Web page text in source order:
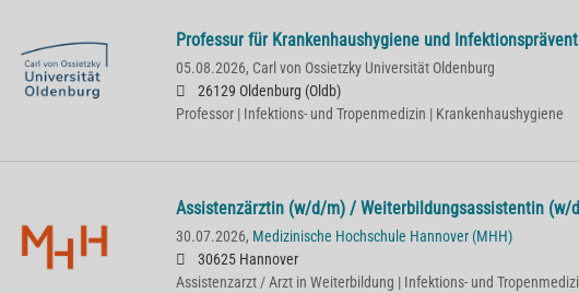
Professur für Krankenhaushygiene und
05.08.2026, Carl von Ossietzky Universität Oldenburg
26129 Oldenburg (Oldb)
Professor | Infektions- und Tropenmedizin | Krankenhaushygiene
Assistenzärztin (w/d/m) / Weiterbildungsassistentin (w/
30.07.2026, Medizinische Hochschule Hannover (MHH)
30625 Hannover
Assistenzarzt / Arzt in Weiterbildung | Infektions- und